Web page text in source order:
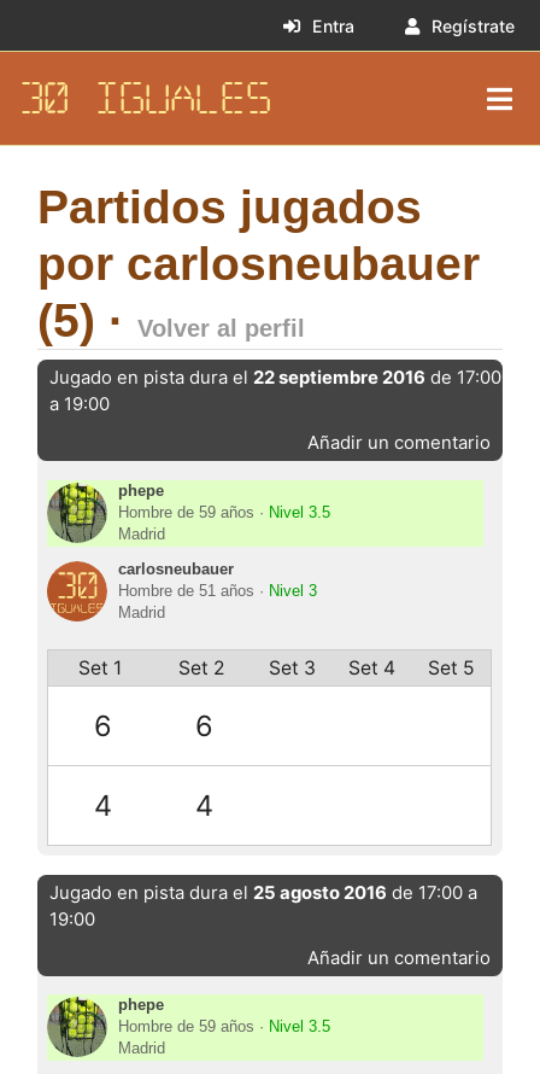
Entra Regístrate
30 IGUALES
Partidos jugados
por carlosneubauer
(5) ·
Volver al perfil
Jugado en pista dura el 22 septiembre 2016 de 17:00
a 19:00
Añadir un comentario
phepe
Hombre de 59 años · Nivel 3.5
Madrid
carlosneubauer
Hombre de 51 años · Nivel 3
Madrid
Set 1 Set 2 Set 3 Set 4 Set 5
6 6
4 4
Jugado en pista dura el 25 agosto 2016 de 17:00 a
19:00
Añadir un comentario
phepe
Hombre de 59 años · Nivel 3.5
Madrid